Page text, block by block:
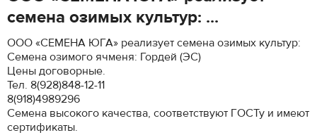
семена озимых культур: ...
ООО «СЕМЕНА ЮГА» реализует семена озимых культур:
Семена озимого ячменя: Гордей (ЭС)
Цены договорные.
Тел. 8(928)848-12-11
8(918)4989296
Семена высокого качества, соответствуют ГОСТу и имеют
сертификаты.